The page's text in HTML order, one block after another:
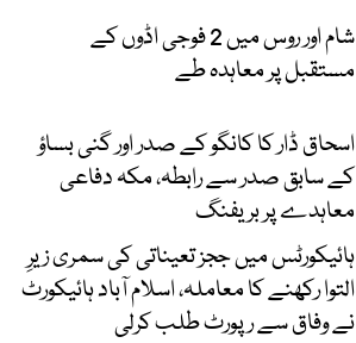
شام اور روس میں 2 فوجی اڈوں کے
مستقبل پر معاہدہ طے
اسحاق ڈار کا کانگو کے صدر اور گنی بساؤ
کے سابق صدر سے رابطہ، مکہ دفاعی
معاہدے پر بریفنگ
ہائیکورٹس میں ججز تعیناتی کی سمری زیرِ
التوا رکھنے کا معاملہ، اسلام آباد ہائیکورٹ
نے وفاق سے رپورٹ طلب کرلی